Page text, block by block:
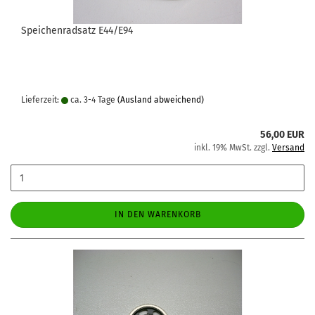
Speichenradsatz E44/E94
Lieferzeit: ca. 3-4 Tage (Ausland abweichend)
56,00 EUR
inkl. 19% MwSt. zzgl. Versand
IN DEN WARENKORB